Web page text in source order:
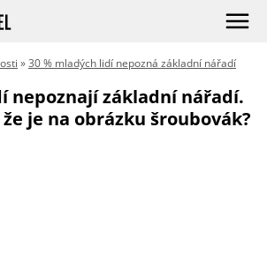
»30 % mladých lidí nepozná základní nářadí
nepoznají základní nářadí.
je na obrázku šroubovák?